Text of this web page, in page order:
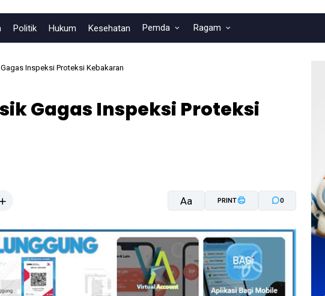
Politik Hukum Kesehatan Pemda Ragam
Inspeksi Proteksi Kebakaran
Gagas Inspeksi Proteksi
Aa
A-
PRINT 0